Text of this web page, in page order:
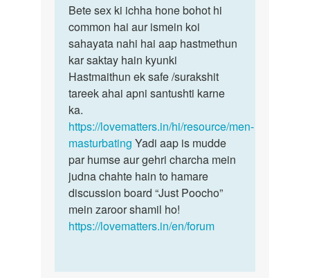
to
Mujhe
sex
krna
h
by
yadav
Bete
sex
ki
ichha
hone
bohot…
Bete sex ki ichha hone bohot hi
common hai aur ismein koi
sahayata nahi hai aap hastmethun
kar saktay hain kyunki
Hastmaithun ek safe /surakshit
tareek ahai apni santushti karne
ka.
https://lovematters.in/hi/resource/men-
masturbating Yadi aap is mudde
par humse aur gehri charcha mein
judna chahte hain to hamare
discussion board “Just Poocho”
mein zaroor shamil ho!
https://lovematters.in/en/forum